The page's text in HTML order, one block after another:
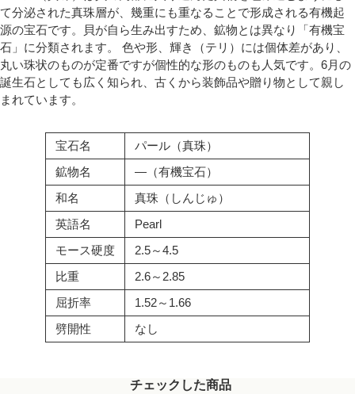
て分泌された真珠層が、幾重にも重なることで形成される有機起
源の宝石です。貝が自ら生み出すため、鉱物とは異なり「有機宝
石」に分類されます。 色や形、輝き（テリ）には個体差があり、
丸い珠状のものが定番ですが個性的な形のものも人気です。6月の
誕生石としても広く知られ、古くから装飾品や贈り物として親し
まれています。
宝石名
パール（真珠）
鉱物名
―（有機宝石）
和名
真珠（しんじゅ）
英語名
Pearl
モース硬度
2.5～4.5
比重
2.6～2.85
屈折率
1.52～1.66
劈開性
なし
チェックした商品